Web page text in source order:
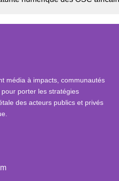
média à impacts, communautés
porter les stratégies
des acteurs publics et privés